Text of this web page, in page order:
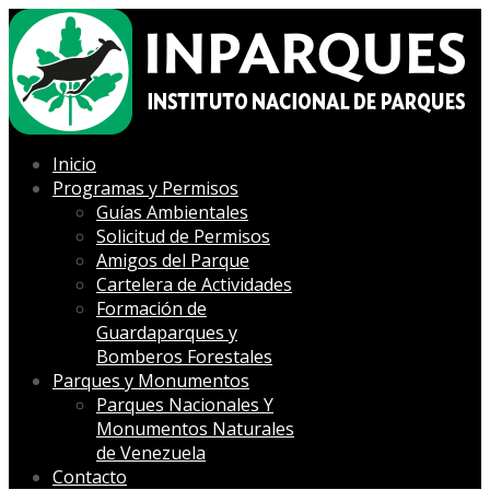
Inicio
Programas y Permisos
Guías Ambientales
Solicitud de Permisos
Amigos del Parque
Cartelera de Actividades
Formación de
Guardaparques y
Bomberos Forestales
Parques y Monumentos
Parques Nacionales Y
Monumentos Naturales
de Venezuela
Contacto